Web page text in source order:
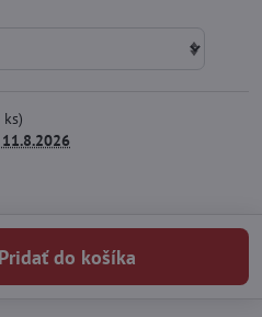
ks)
11.8.2026
Pridať do košíka